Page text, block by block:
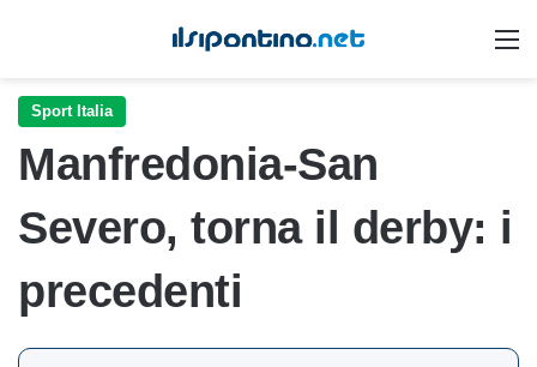
Sport Italia
Manfredonia-San
Severo, torna il derby: i
precedenti